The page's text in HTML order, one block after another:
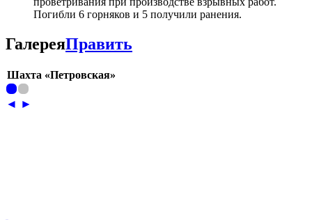
Погибли 6 горняков и 5 получили ранения.
ГалереяПравить
Шахта «Петровская»
◄ ►